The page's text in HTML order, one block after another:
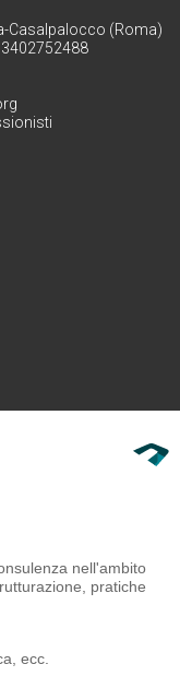
Casalpalocco (Roma)
nell'ambito
pratiche
ecc.